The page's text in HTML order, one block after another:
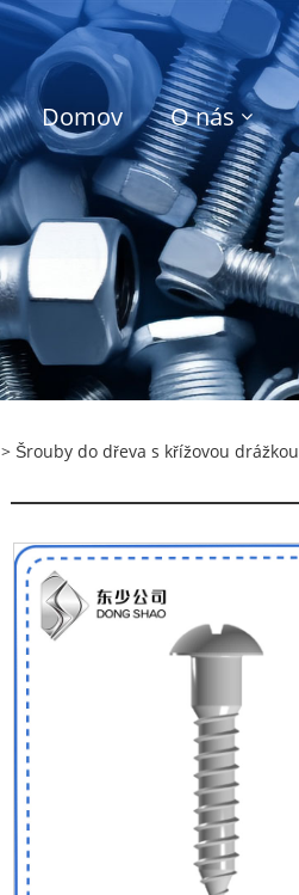
Domov O nás
> Šrouby do dřeva s křížovou drážkou